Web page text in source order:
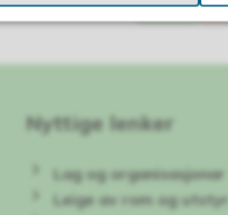
Ja
Nyttige lenker
Lag og organisasjonar
Leige av rom og utstyr